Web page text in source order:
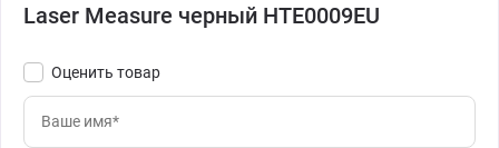
Laser Measure черный HTE0009EU
Оценить товар